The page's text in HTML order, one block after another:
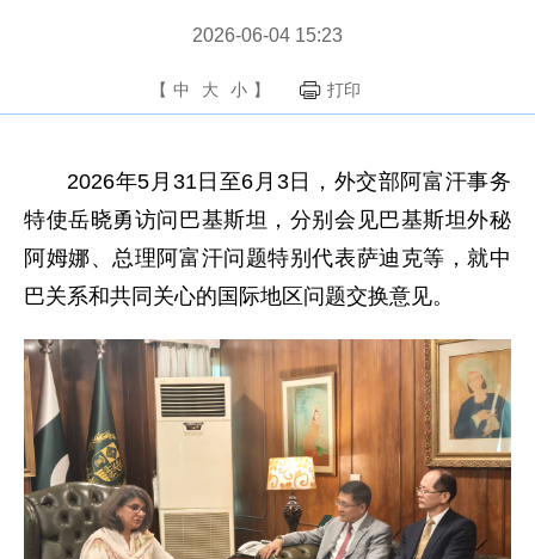
2026-06-04 15:23
【 中 大 小 】 打印
2026年5月31日至6月3日，外交部阿富汗事务
特使岳晓勇访问巴基斯坦，分别会见巴基斯坦外秘
阿姆娜、总理阿富汗问题特别代表萨迪克等，就中
巴关系和共同关心的国际地区问题交换意见。